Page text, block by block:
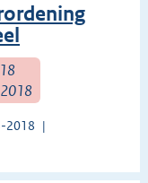
2018